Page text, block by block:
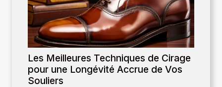
Les Meilleures Techniques de Cirage
pour une Longévité Accrue de Vos
Souliers